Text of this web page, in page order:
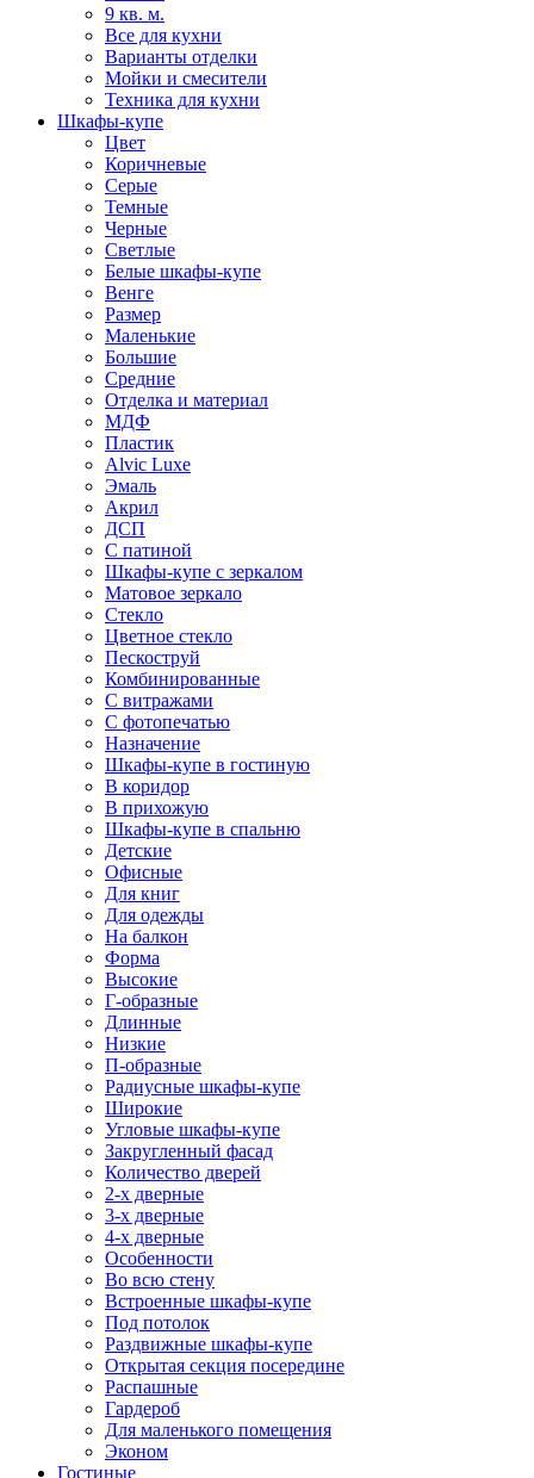
9 кв. м.
Все для кухни
Варианты отделки
Мойки и смесители
Техника для кухни
Шкафы-купе
Цвет
Коричневые
Серые
Темные
Черные
Светлые
Белые шкафы-купе
Венге
Размер
Маленькие
Большие
Средние
Отделка и материал
МДФ
Пластик
Alvic Luxe
Эмаль
Акрил
ДСП
С патиной
Шкафы-купе с зеркалом
Матовое зеркало
Стекло
Цветное стекло
Пескоструй
Комбинированные
С витражами
С фотопечатью
Назначение
Шкафы-купе в гостиную
В коридор
В прихожую
Шкафы-купе в спальню
Детские
Офисные
Для книг
Для одежды
На балкон
Форма
Высокие
Г-образные
Длинные
Низкие
П-образные
Радиусные шкафы-купе
Широкие
Угловые шкафы-купе
Закругленный фасад
Количество дверей
2-х дверные
3-х дверные
4-х дверные
Особенности
Во всю стену
Встроенные шкафы-купе
Под потолок
Раздвижные шкафы-купе
Открытая секция посередине
Распашные
Гардероб
Для маленького помещения
Эконом
Гостиные